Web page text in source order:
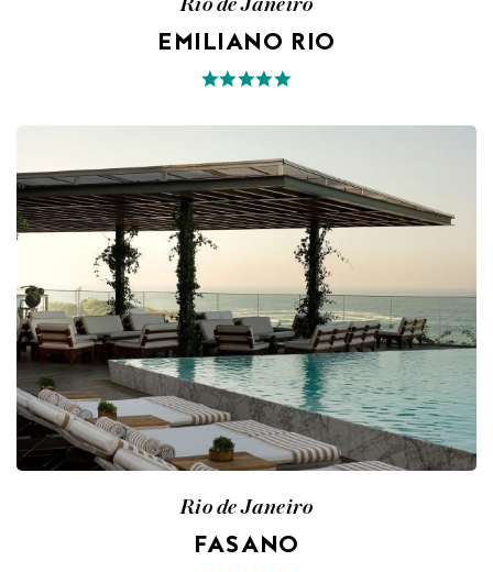
Rio de Janeiro
EMILIANO RIO
Rio de Janeiro
FASANO